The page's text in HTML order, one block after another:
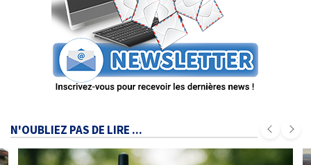
N'OUBLIEZ PAS DE LIRE ...